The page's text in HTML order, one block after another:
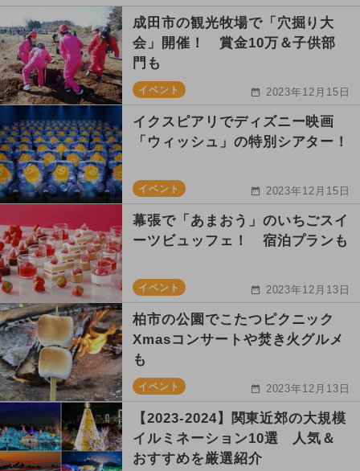
成田市の観光牧場で「穴掘り大
会」開催！ 賞金10万＆子供部
門も
イベント 2023年12月15日
イクスピアリでディズニー映画
「ウィッシュ」の特別シアター！
イベント 2023年12月15日
幕張で「あまおう」のいちごスイ
ーツビュッフェ！ 宿泊プランも
イベント 2023年12月13日
柏市の公園でこたつピクニック
Xmasコンサートや焚き火グルメ
も
イベント 2023年12月13日
【2023-2024】関東近郊の大規模
イルミネーション10選 人気＆
おすすめを厳選紹介